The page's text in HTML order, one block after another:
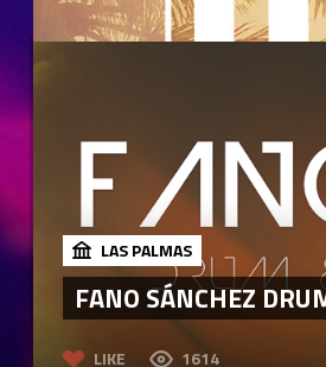
LAS PALMAS
FANO SÁNCHEZ
LIKE 1614